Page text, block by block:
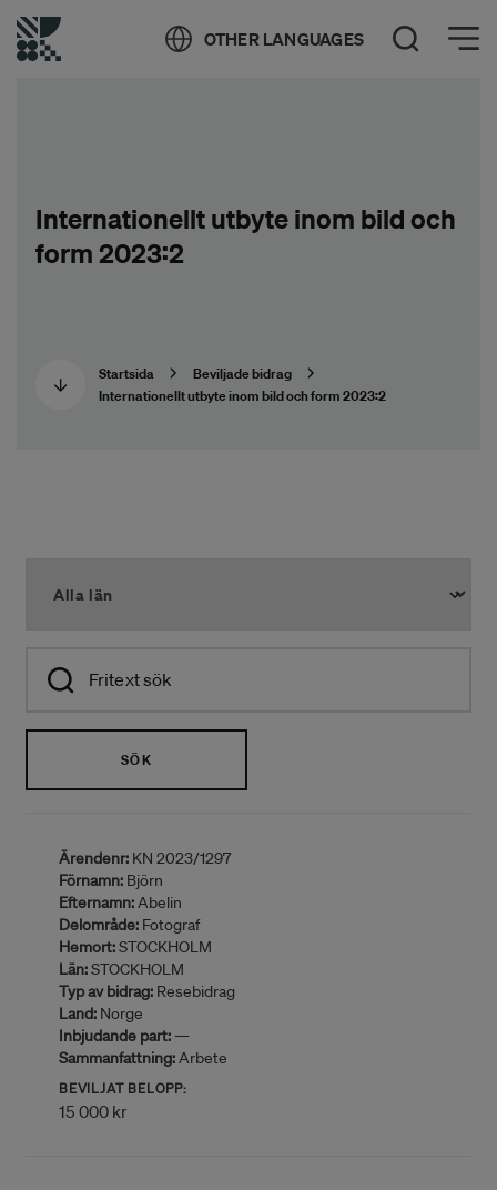
OTHER LANGUAGES Öppna sök
Öppna meny
Internationellt utbyte inom bild och
form 2023:2
Startsida
Beviljade bidrag
Internationellt utbyte inom bild och form 2023:2
SÖK
Ärendenr: KN 2023/1297
Förnamn: Björn
Efternamn:Abelin
Delområde: Fotograf
Hemort:STOCKHOLM
Län:STOCKHOLM
Typ av bidrag: Resebidrag
Land: Norge
Inbjudande part:—
Sammanfattning:Arbete
BEVILJAT BELOPP:
15 000 kr